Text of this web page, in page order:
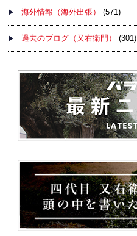
海外情報（海外出張） (571)
過去のブログ（又右衛門） (301)